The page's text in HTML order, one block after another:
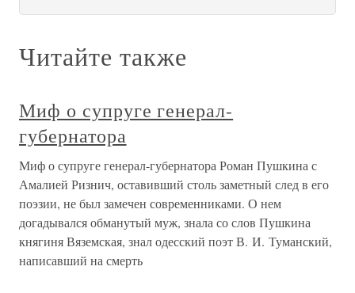
Читайте также
Миф о супруге генерал-
губернатора
Миф о супруге генерал-губернатора Роман Пушкина с
Амалией Ризнич, оставивший столь заметный след в его
поэзии, не был замечен современниками. О нем
догадывался обманутый муж, знала со слов Пушкина
княгиня Вяземская, знал одесский поэт В. И. Туманский,
написавший на смерть